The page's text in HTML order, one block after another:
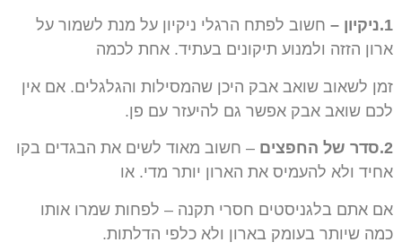
1.ניקיון –
חשוב לפתח הרגלי ניקיון על מנת לשמור על
ארון הזזה ולמנוע תיקונים בעתיד. אחת לכמה
זמן לשאוב שואב אבק היכן שהמסילות והגלגלים. אם אין
לכם שואב אבק אפשר גם להיעזר עם פן.
2.סדר של החפצים
– חשוב מאוד לשים את הבגדים בקו
אחיד ולא להעמיס את הארון יותר מדי. או
אם אתם בלגניסטים חסרי תקנה – לפחות שמרו אותו
כמה שיותר בעומק בארון ולא כלפי הדלתות.